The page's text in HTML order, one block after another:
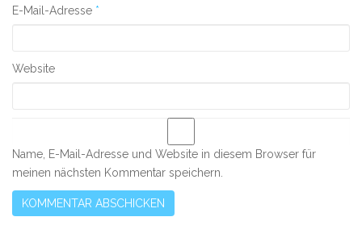
E-Mail-Adresse *
Website
Name, E-Mail-Adresse und Website in diesem Browser für
meinen nächsten Kommentar speichern.